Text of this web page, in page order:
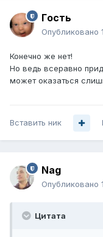
Гoсть
Опубликовано
Конечно же нет!
Но ведь всеравно
может оказаться
Вставить ник
Nag
Опубликовано
Цитата